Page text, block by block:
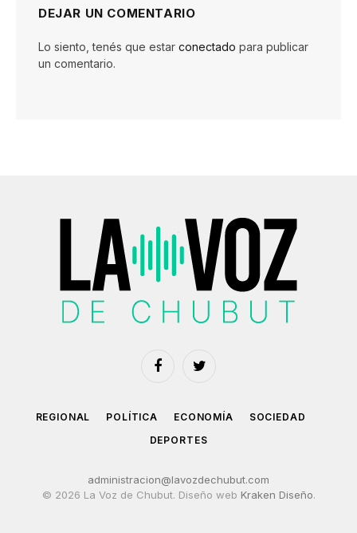
DEJAR UN COMENTARIO
Lo siento, tenés que estar conectado para publicar
un comentario.
FacebookTwitter
REGIONAL POLÍTICA ECONOMÍA
SOCIEDAD
DEPORTES
administracion@lavozdechubut.com
© 2026 La Voz de Chubut. Diseño web Kraken Diseño.